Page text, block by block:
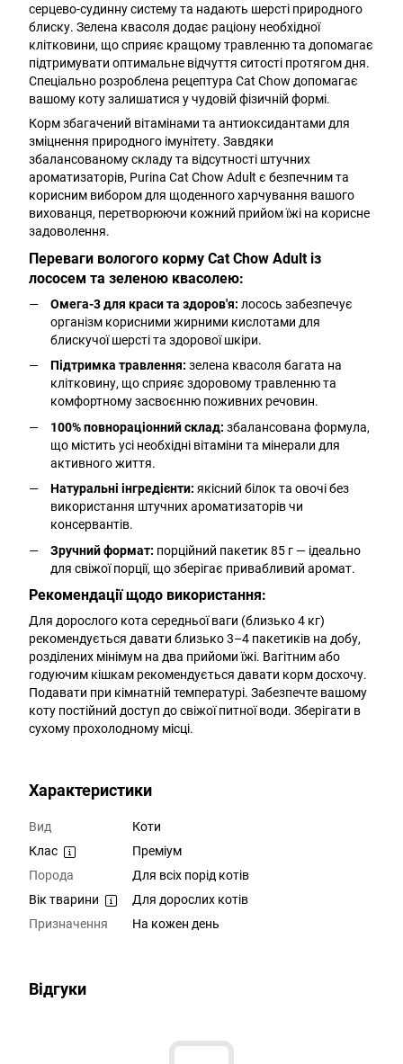
серцево-судинну систему та надають шерсті природного
блиску. Зелена квасоля додає раціону необхідної
клітковини, що сприяє кращому травленню та допомагає
підтримувати оптимальне відчуття ситості протягом дня.
Спеціально розроблена рецептура Cat Chow допомагає
вашому коту залишатися у чудовій фізичній формі.
Корм збагачений вітамінами та антиоксидантами для
зміцнення природного імунітету. Завдяки
збалансованому складу та відсутності штучних
ароматизаторів, Purina Cat Chow Adult є безпечним та
корисним вибором для щоденного харчування вашого
вихованця, перетворюючи кожний прийом їжі на корисне
задоволення.
Переваги вологого корму Cat Chow Adult із
лососем та зеленою квасолею:
Омега-3 для краси та здоров'я: лосось забезпечує
організм корисними жирними кислотами для
блискучої шерсті та здорової шкіри.
Підтримка травлення: зелена квасоля багата на
клітковину, що сприяє здоровому травленню та
комфортному засвоєнню поживних речовин.
100% повнораціонний склад: збалансована формула,
що містить усі необхідні вітаміни та мінерали для
активного життя.
Натуральні інгредієнти: якісний білок та овочі без
використання штучних ароматизаторів чи
консервантів.
Зручний формат: порційний пакетик 85 г — ідеально
для свіжої порції, що зберігає привабливий аромат.
Рекомендації щодо використання:
Для дорослого кота середньої ваги (близько 4 кг)
рекомендується давати близько 3–4 пакетиків на добу,
розділених мінімум на два прийоми їжі. Вагітним або
годуючим кішкам рекомендується давати корм досхочу.
Подавати при кімнатній температурі. Забезпечте вашому
коту постійний доступ до свіжої питної води. Зберігати в
сухому прохолодному місці.
Характеристики
Вид
Коти
Клас
Преміум
Порода
Для всіх порід котів
Вік тварини
Для дорослих котів
Призначення
На кожен день
Відгуки